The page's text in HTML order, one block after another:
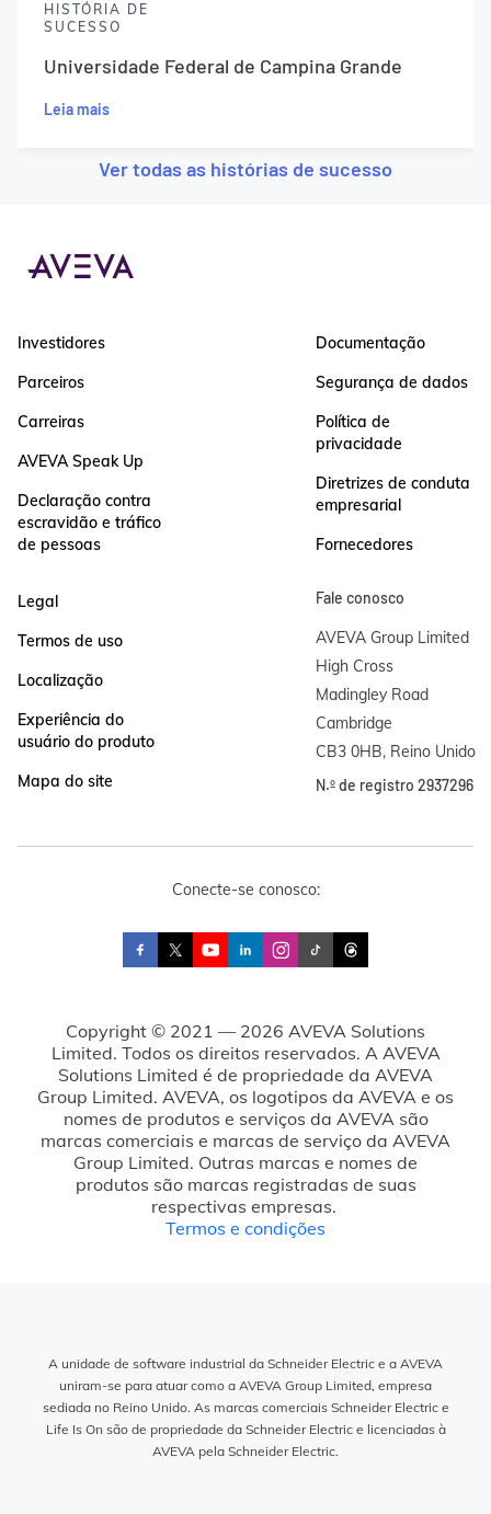
HISTÓRIA DE
SUCESSO
Universidade Federal de Campina Grande
Leia mais
Ver todas as histórias de sucesso
Investidores
Parceiros
Carreiras
AVEVA Speak Up
Declaração contra
escravidão e tráfico
de pessoas
Documentação
Segurança de dados
Política de
privacidade
Diretrizes de conduta
empresarial
Fornecedores
Legal
Termos de uso
Localização
Experiência do
usuário do produto
Mapa do site
Fale conosco
AVEVA Group Limited
High Cross
Madingley Road
Cambridge
CB3 0HB, Reino Unido
N.º de registro 2937296
Conecte-se conosco:
Copyright © 2021 — 2026 AVEVA Solutions
Limited. Todos os direitos reservados. A AVEVA
Solutions Limited é de propriedade da AVEVA
Group Limited. AVEVA, os logotipos da AVEVA e os
nomes de produtos e serviços da AVEVA são
marcas comerciais e marcas de serviço da AVEVA
Group Limited. Outras marcas e nomes de
produtos são marcas registradas de suas
respectivas empresas.
Termos e condições
A unidade de software industrial da Schneider Electric e a AVEVA
uniram-se para atuar como a AVEVA Group Limited, empresa
sediada no Reino Unido. As marcas comerciais Schneider Electric e
Life Is On são de propriedade da Schneider Electric e licenciadas à
AVEVA pela Schneider Electric.